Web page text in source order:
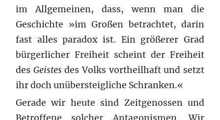
im Allgemeinen, dass, wenn man die
Geschichte »im Großen betrachtet, darin
fast alles paradox ist. Ein größerer Grad
bürgerlicher Freiheit scheint der Freiheit
des Geistes des Volks vortheilhaft und setzt
ihr doch unübersteigliche Schranken.«
Gerade wir heute sind Zeitgenossen und